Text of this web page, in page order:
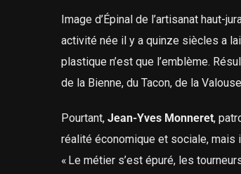
Image d’Épinal de l’artisanat haut-
activité née il y a quinze siècles a
plastique n’est que l’emblème.
de la Bienne, du Tacon, de la
Pourtant, Jean-Yves Monneret,
réalité économique et sociale,
« Le métier s’est épuré, les